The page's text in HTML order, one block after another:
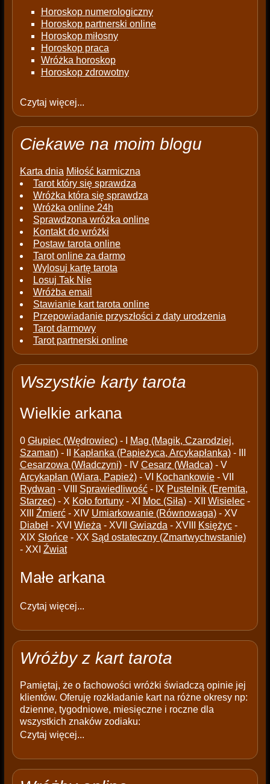
Horoskop numerologiczny
Horoskop partnerski online
Horoskop miłosny
Horoskop praca
Wróżka horoskop
Horoskop zdrowotny
Czytaj więcej...
Ciekawe na moim blogu
Karta dnia Miłość karmiczna
Tarot który się sprawdza
Wróżka która się sprawdza
Wróżka online 24h
Sprawdzona wróżka online
Kontakt do wróżki
Postaw tarota online
Tarot online za darmo
Wylosuj kartę tarota
Losuj Tak Nie
Wróżba email
Stawianie kart tarota online
Przepowiadanie przyszłości z daty urodzenia
Tarot darmowy
Tarot partnerski online
Wszystkie karty tarota
Wielkie arkana
0 Głupiec (Wędrowiec)- I
Mag (Magik, Czarodziej,
Szaman)- II Kapłanka (Papieżyca, Arcykapłanka)- III
Cesarzowa (Władczyni)- IV Cesarz (Władca)- V
Arcykapłan (Wiara, Papież)- VI Kochankowie- VII
Rydwan - VIII Sprawiedliwość- IX Pustelnik (Eremita,
Starzec)- X Koło fortuny- XI Moc (Siła)- XII Wisielec-
XIII Źmierć- XIV Umiarkowanie (Równowaga)- XV
Diabeł- XVI Wieża - XVII Gwiazda - XVIII Księżyc-
XIX Słońce- XX Sąd ostateczny (Zmartwychwstanie)
- XXI Źwiat
Małe arkana
Czytaj więcej...
Wróżby z kart tarota
Pamiętaj, że o fachowości wróżki świadczą opinie jej
klientów. Oferuję rozkładanie kart na różne okresy np:
dzienne, tygodniowe, miesięczne i roczne dla
wszystkich znaków zodiaku:
Czytaj więcej...